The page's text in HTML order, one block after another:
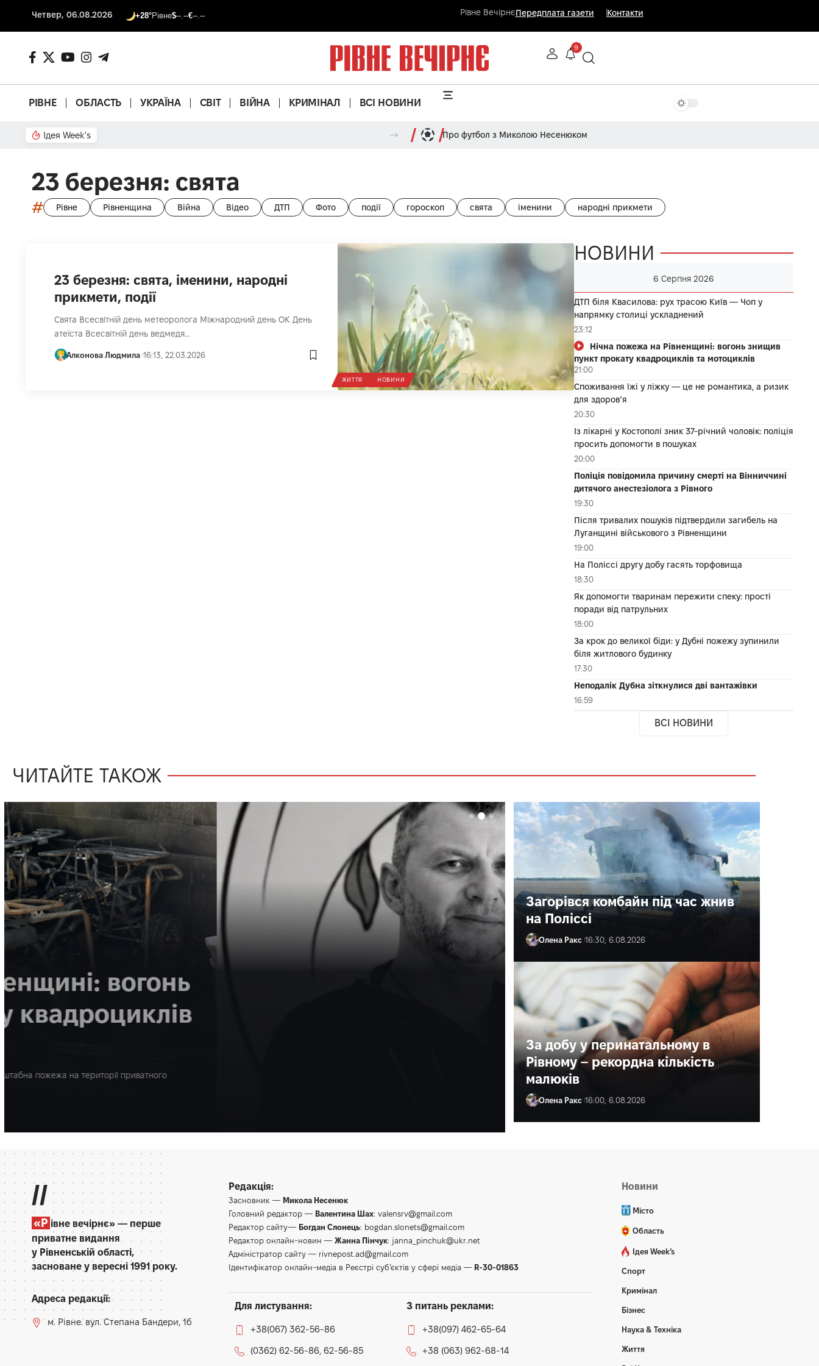
Четвер, 06.08.2026 +28°Рівне$--.--€--.-- Рівне ВечірнєПередплата газети Контакти
9
РІВНЕ ОБЛАСТЬ УКРАЇНА СВІТ ВІЙНА КРИМІНАЛ ВСІ НОВИНИ
Ідея Week's Про футбол з Миколою Несенюком
23 березня: свята
# Рівне Рівненщина Війна Відео ДТП Фото події гороскоп свята іменини народні прикмети
ЖИТТЯ НОВИНИ
23 березня: свята, іменини, народні
прикмети, події
Свята Всесвітній день метеоролога Міжнародний день ОК День
атеїста Всесвітній день ведмедя…
Алконова Людмила 16:13, 22.03.2026
НОВИНИ
6 Серпня 2026
ДТП біля Квасилова: рух трасою Київ — Чоп у
напрямку столиці ускладнений
23:12
Нічна пожежа на Рівненщині: вогонь знищив
пункт прокату квадроциклів та мотоциклів
21:00
Споживання їжі у ліжку — це не романтика, а ризик
для здоров’я
20:30
Із лікарні у Костополі зник 37-річний чоловік: поліція
просить допомогти в пошуках
20:00
Поліція повідомила причину смерті на Вінниччині
дитячого анестезіолога з Рівного
19:30
Після тривалих пошуків підтвердили загибель на
Луганщині військового з Рівненщини
19:00
На Поліссі другу добу гасять торфовища
18:30
Як допомогти тваринам пережити спеку: прості
поради від патрульних
18:00
За крок до великої біди: у Дубні пожежу зупинили
біля житлового будинку
17:30
Неподалік Дубна зіткнулися дві вантажівки
16:59
ВСІ НОВИНИ
ЧИТАЙТЕ ТАКОЖ
Поліція повідомила причину смерті
на Вінниччині дитячого
Поліція Вінницької області оприлюднила попередні обставини смерті 43-річного військовослужбовця та дитячого
Загорівся комбайн під час жнив
на Поліссі
Олена Ракс 16:30, 6.08.2026
За добу у перинатальному в
Рівному – рекордна кількість
малюків
Олена Ракс 16:00, 6.08.2026
//
«Р івне вечірнє» — перше
приватне видання
у Рівненській області,
засноване у вересні 1991 року.
Адреса редакції:
м. Рівне. вул. Степана Бандери, 1б
Редакція:
Засновник — Микола Несенюк
Головний редактор — Валентина Шах: valensrv@gmail.com
Редактор сайту— Богдан Слонець: bogdan.slonets@gmail.com
Редактор онлайн-новин — Жанна Пінчук: janna_pinchuk@ukr.net
Адміністратор сайту — rivnepost.ad@gmail.com
Ідентифікатор онлайн-медіа в Реєстрі суб’єктів у сфері медіа — R-30-01863
Для листування:
+38(067) 362-56-86
(0362) 62-56-86, 62-56-85
З питань реклами:
+38(097) 462-65-64
+38 (063) 962-68-14
Новини
Місто
Область
Ідея Week’s
Спорт
Кримінал
Бізнес
Наука & Техніка
Життя